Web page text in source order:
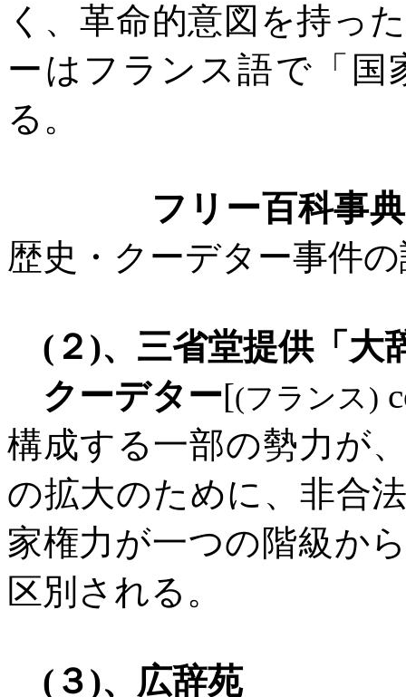
く、革命的意図を持っ
ーはフランス語で「国
る。
フリー百科事典
歴史・クーデター事件
( ２ )、 三省堂提供「大
クーデター[(フランス)
構成する一部の勢力が
の拡大のために、非合
家権力が一つの階級か
区別される。
( ３)、広辞苑